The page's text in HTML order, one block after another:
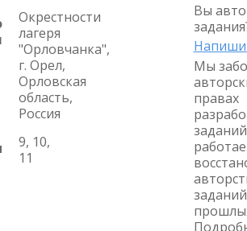
Окрестности
лагеря
"Орловчанка",
г. Орел,
Орловская
область,
Россия
9, 10,
11
Вы
Мы
правах
заданий